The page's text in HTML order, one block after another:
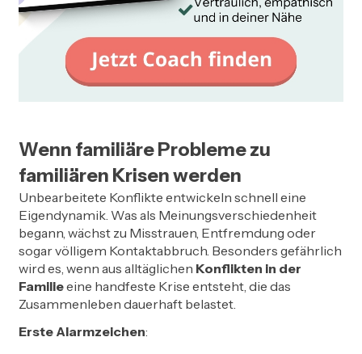
Wenn familiäre Probleme zu
familiären Krisen werden
Unbearbeitete Konflikte entwickeln schnell eine
Eigendynamik. Was als Meinungsverschiedenheit
begann, wächst zu Misstrauen, Entfremdung oder
sogar völligem Kontaktabbruch. Besonders gefährlich
wird es, wenn aus alltäglichen Konflikten in der
Familieeine handfeste Krise entsteht, die das
Zusammenleben dauerhaft belastet.
Erste Alarmzeichen: